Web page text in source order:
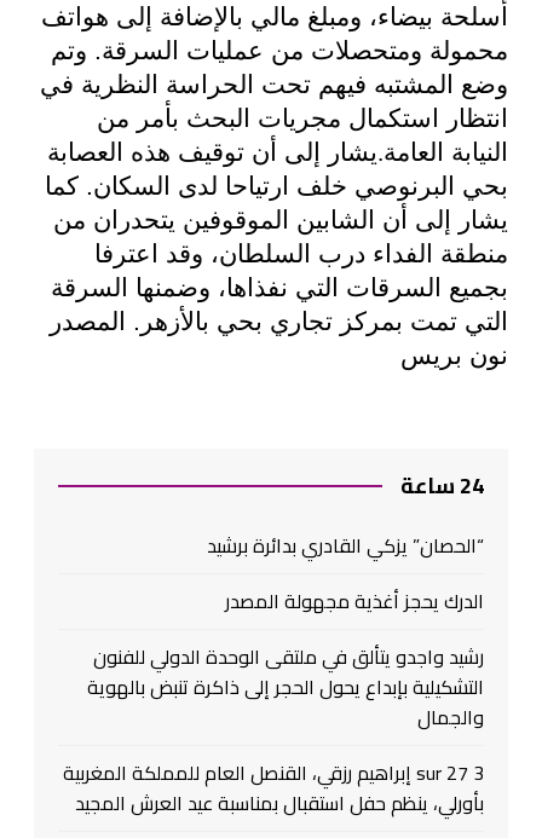
ﺃﺳﻠﺤﺔ ﺑﻴﻀﺎﺀ، ومبلغ مالي ﺑﺎﻹ‌ﺿﺎﻓﺔ ﺇﻟﻰ ﻫﻮﺍﺗﻒ
محمولة ﻭﻣﺘﺤﺼﻼ‌ﺕ ﻣﻦ ﻋﻤﻠﻴﺎﺕ ﺍﻟﺴﺮﻗﺔ. ﻭﺗﻢ
ﻭﺿﻊ ﺍﻟﻤﺸﺘﺒﻪ ﻓﻴﻬﻢ ﺗﺤﺖ ﺍﻟﺤﺮﺍﺳﺔ ﺍﻟﻨﻈﺮﻳﺔ في
انتظار استكمال مجريات البحث بأمر من
ﺍﻟﻨﻴﺎﺑﺔ ﺍﻟﻌﺎﻣﺔ.يشار إلى أن توقيف هذه العصابة
بحي البرنوصي خلف ارتياحا لدى السكان. كما
يشار إلى أن الشابين الموقوفين يتحدران من
منطقة الفداء درب السلطان، وقد اعترفا
بجميع السرقات التي نفذاها، وضمنها السرقة
التي تمت بمركز تجاري بحي بالأزهر. المصدر
نون بريس
24 ساعة
“الحصان” يزكي القادري بدائرة برشيد
الدرك يحجز أغذية مجهولة المصدر
رشيد واجدو يتألق في ملتقى الوحدة الدولي للفنون
التشكيلية بإبداع يحول الحجر إلى ذاكرة تنبض بالهوية
والجمال
3 sur 27 إبراهيم رزقي، القنصل العام للمملكة المغربية
بأورلي، ينظم حفل استقبال بمناسبة عيد العرش المجيد